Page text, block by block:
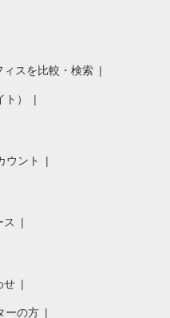
ィスを比較・検索
）
ウント
ス
せ
ーの方